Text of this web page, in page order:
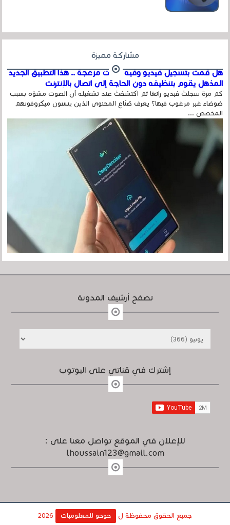
مشاركة مميزة
هل قمت بتسجيل فيديو وفيه أصوت مزعجة .. هذا التطبيق الجديد
المذهل يقوم بتنظيفه دون الحاجة إلى اتصال بالإنترنت
كم مرة سجلتَ فيديو رائعًا ثم اكتشفتَ عند تشغيله أن الصوت مشوّه بسبب
ضوضاء غير مرغوب فيها؟ يعرف صُنّاع المحتوى الذين ينسون ميكروفونهم
المخصص ...
تصفح أرشيف المدونة
إشترك في قناتي على اليوتوب
للإعلان في الموقع تواصل معنا على :
lhoussain123@gmail.com
جميع الحقوق محفوظة ل حوحو للمعلوميات